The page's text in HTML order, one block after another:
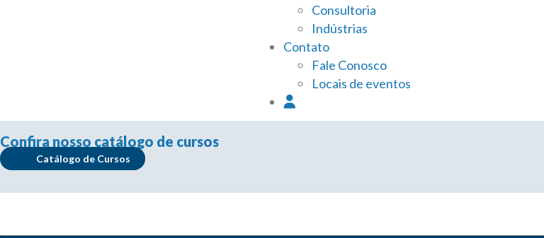
Consultoria
Indústrias
Contato
Fale Conosco
Locais de eventos
Confira nosso catálogo de cursos
Catálogo de Cursos